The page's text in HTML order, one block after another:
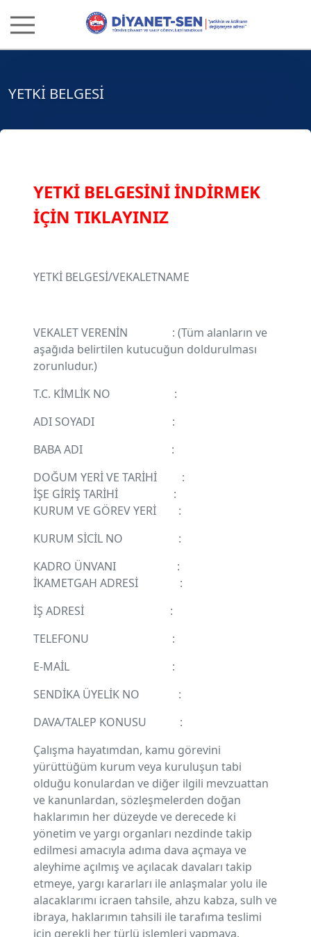
YETKİ BELGESİ
YETKİ BELGESİNİ İNDİRMEK
İÇİN TIKLAYINIZ
YETKİ BELGESİ/VEKALETNAME
VEKALET VERENİN : (Tüm alanların ve
aşağıda belirtilen kutucuğun doldurulması
zorunludur.)
T.C. KİMLİK NO :
ADI SOYADI :
BABA ADI :
DOĞUM YERİ VE TARİHİ :
İŞE GİRİŞ TARİHİ :
KURUM VE GÖREV YERİ :
KURUM SİCİL NO :
KADRO ÜNVANI :
İKAMETGAH ADRESİ :
İŞ ADRESİ :
TELEFONU :
E-MAİL :
SENDİKA ÜYELİK NO :
DAVA/TALEP KONUSU :
Çalışma hayatımdan, kamu görevini
yürüttüğüm kurum veya kuruluşun tabi
olduğu konulardan ve diğer ilgili mevzuattan
ve kanunlardan, sözleşmelerden doğan
haklarımın her düzeyde ve derecede ki
yönetim ve yargı organları nezdinde takip
edilmesi amacıyla adıma dava açmaya ve
aleyhime açılmış ve açılacak davaları takip
etmeye, yargı kararları ile anlaşmalar yolu ile
alacaklarımı icraen tahsile, ahzu kabza, sulh ve
ibraya, haklarımın tahsili ile tarafıma teslimi
için gerekli her türlü işlemleri yapmaya,